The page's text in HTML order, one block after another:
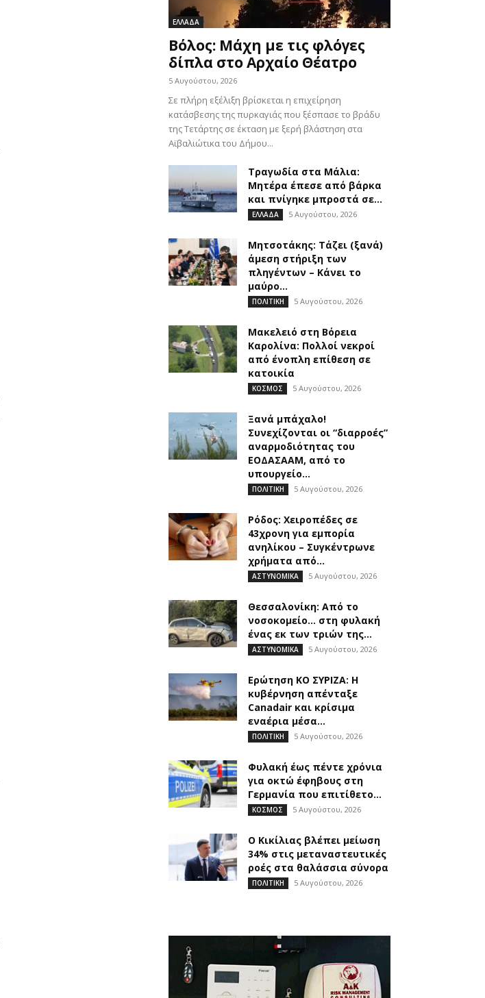
ΕΛΛΑΔΑ
Βόλος: Μάχη με τις φλόγες
δίπλα στο Αρχαίο Θέατρο
5 Αυγούστου, 2026
Σε πλήρη εξέλιξη βρίσκεται η επιχείρηση
κατάσβεσης της πυρκαγιάς που ξέσπασε το βράδυ
της Τετάρτης σε έκταση με ξερή βλάστηση στα
Αϊβαλιώτικα του Δήμου...
Τραγωδία στα Μάλια:
Μητέρα έπεσε από βάρκα
και πνίγηκε μπροστά σε...
ΕΛΛΑΔΑ 5 Αυγούστου, 2026
Μητσοτάκης: Τάζει (ξανά)
άμεση στήριξη των
πληγέντων – Κάνει το
μαύρο...
ΠΟΛΙΤΙΚΗ 5 Αυγούστου, 2026
Μακελειό στη Βόρεια
Καρολίνα: Πολλοί νεκροί
από ένοπλη επίθεση σε
κατοικία
ΚΟΣΜΟΣ 5 Αυγούστου, 2026
Ξανά μπάχαλο!
Συνεχίζονται οι “διαρροές”
αναρμοδιότητας του
ΕΟΔΑΣΑΑΜ, από το
υπουργείο...
ΠΟΛΙΤΙΚΗ 5 Αυγούστου, 2026
Ρόδος: Χειροπέδες σε
43χρονη για εμπορία
ανηλίκου – Συγκέντρωνε
χρήματα από...
ΑΣΤΥΝΟΜΙΚΑ 5 Αυγούστου, 2026
Θεσσαλονίκη: Από το
νοσοκομείο… στη φυλακή
ένας εκ των τριών της...
ΑΣΤΥΝΟΜΙΚΑ 5 Αυγούστου, 2026
Ερώτηση ΚΟ ΣΥΡΙΖΑ: Η
κυβέρνηση απένταξε
Canadair και κρίσιμα
εναέρια μέσα...
ΠΟΛΙΤΙΚΗ 5 Αυγούστου, 2026
Φυλακή έως πέντε χρόνια
για οκτώ έφηβους στη
Γερμανία που επιτίθετο...
ΚΟΣΜΟΣ 5 Αυγούστου, 2026
O Κικίλιας βλέπει μείωση
34% στις μεταναστευτικές
ροές στα θαλάσσια σύνορα
ΠΟΛΙΤΙΚΗ 5 Αυγούστου, 2026